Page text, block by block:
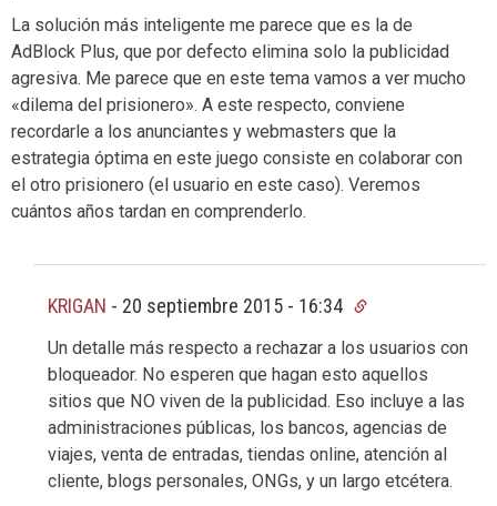
La solución más inteligente me parece que es la de
AdBlock Plus, que por defecto elimina solo la publicidad
agresiva. Me parece que en este tema vamos a ver mucho
«dilema del prisionero». A este respecto, conviene
recordarle a los anunciantes y webmasters que la
estrategia óptima en este juego consiste en colaborar con
el otro prisionero (el usuario en este caso). Veremos
cuántos años tardan en comprenderlo.
KRIGAN - 20 septiembre 2015 - 16:34
Un detalle más respecto a rechazar a los usuarios con
bloqueador. No esperen que hagan esto aquellos
sitios que NO viven de la publicidad. Eso incluye a las
administraciones públicas, los bancos, agencias de
viajes, venta de entradas, tiendas online, atención al
cliente, blogs personales, ONGs, y un largo etcétera.